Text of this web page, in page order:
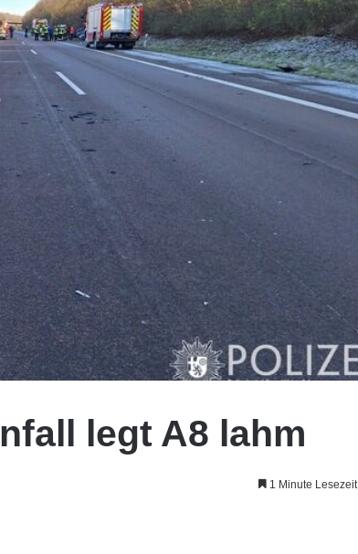
legt A8 lahm
1 Minute Lesezeit